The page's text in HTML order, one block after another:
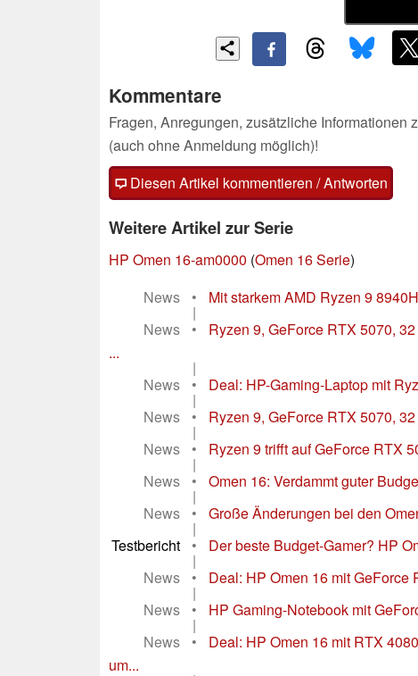
Kommentare
Fragen, Anregungen, zusätzliche
(auch ohne Anmeldung möglich)!
Diesen Artikel kommentieren / Antworten
Weitere Artikel zur Serie
HP Omen 16-am0000 (Omen 16 Serie)
News
• Mit starkem AMD Ryzen 9
|
News
•
Ryzen 9, GeForce RTX 5070,
...
|
News
• Deal: HP-Gaming-Laptop mit
|
News
• Ryzen 9, GeForce RTX 5070,
|
News
• Ryzen 9 trifft auf GeForce RTX
|
News
• Omen 16: Verdammt guter
|
News
• Große Änderungen bei den
|
Testbericht
• Der beste Budget-Gamer? HP
|
News
• Deal: HP Omen 16 mit
|
News
• HP Gaming-Notebook mit
|
News
•
Deal: HP Omen 16 mit RTX
um...